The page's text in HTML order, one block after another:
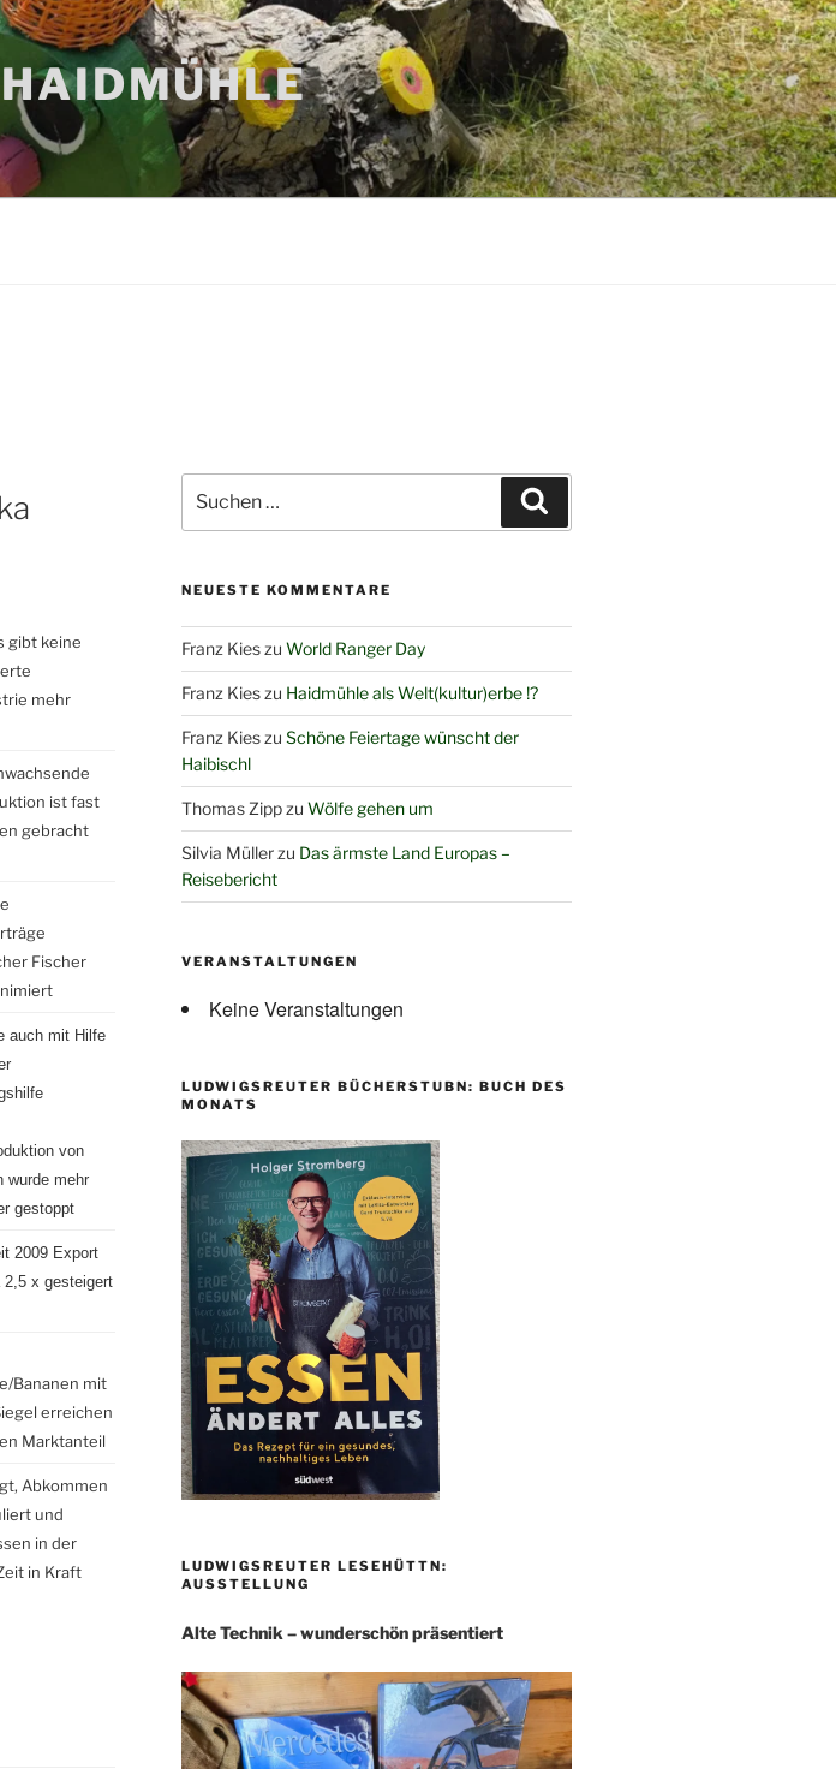
gibt keine
mehr
ist fast
gebracht
Fischer
auch mit Hilfe
von
wurde mehr
gestoppt
2009 Export
2,5 x gesteigert
Bananen mit
erreichen
Marktanteil
Abkommen
und
in der
in Kraft
nach:
NEUESTE KOMMENTARE
Franz Kieszu World Ranger Day
Franz Kieszu Haidmühle als Welt(kultur)erbe !?
Franz Kieszu Schöne Feiertage wünscht der
Haibischl
Thomas Zippzu Wölfe gehen um
Silvia Müllerzu Das ärmste Land Europas –
Reisebericht
VERANSTALTUNGEN
Keine Veranstaltungen
LUDWIGSREUTER BÜCHERSTUBN: BUCH DES
MONATS
LUDWIGSREUTER LESEHÜTTN:
AUSSTELLUNG
Alte Technik – wunderschön präsentiert